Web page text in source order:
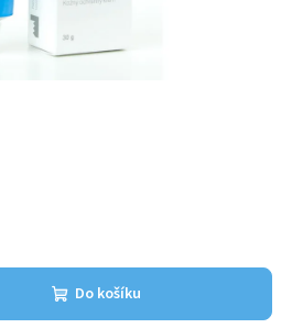
Do košíku